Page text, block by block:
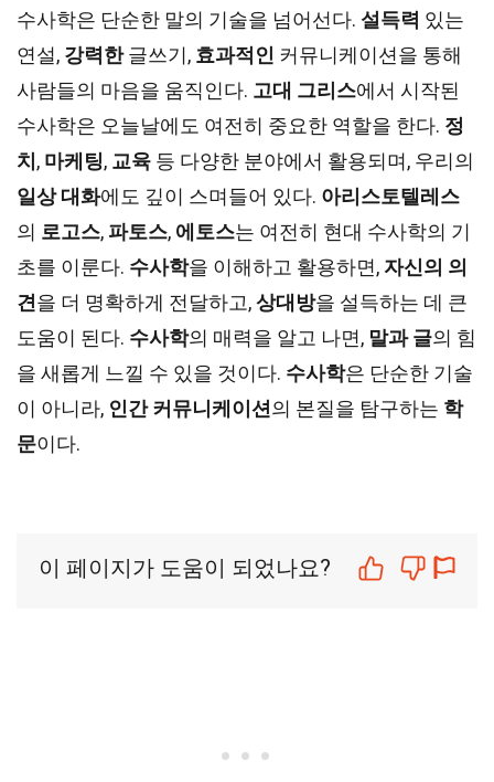
수사학은 단순한 말의 기술을 넘어선다. 설득력 있는
연설, 강력한글쓰기, 효과적인 커뮤니케이션을 통해
사람들의 마음을 움직인다. 고대 그리스에서 시작된
수사학은 오늘날에도 여전히 중요한 역할을 한다. 정
치 , 마케팅, 교육 등 다양한 분야에서 활용되며, 우리의
일상 대화에도 깊이 스며들어 있다. 아리스토텔레스
의 로고스, 파토스, 에토스는 여전히 현대 수사학의 기
초를 이룬다. 수사학을 이해하고 활용하면, 자신의 의
견 을 더 명확하게 전달하고,상대방을 설득하는 데 큰
도움이 된다. 수사학의 매력을 알고 나면, 말과 글의 힘
을 새롭게 느낄 수 있을 것이다. 수사학은 단순한 기술
이 아니라, 인간 커뮤니케이션 의 본질을 탐구하는 학
문이다.
이 페이지가 도움이 되었나요?